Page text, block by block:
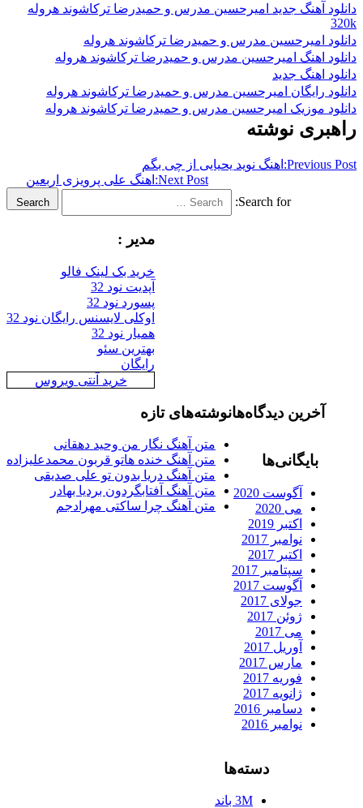
جدید امیرحسین مدرس و حمیدرضا ترکاشوند هروله
مدرس و حمیدرضا ترکاشوند هروله
امیرحسین مدرس و حمیدرضا ترکاشوند هروله
جدید
امیرحسین مدرس و حمیدرضا ترکاشوند هروله
امیرحسین مدرس و حمیدرضا ترکاشوند هروله
نوشته
اهنگ نوید یحیایی از چی بگم
Next Post: اهنگ علی پرویزی اربعین
Search for:
خرید بک لینک فالو
پسورد نود 32
اوکلی لایسنس رایگان نود 32
همیار نود 32
بهترین سئو
خرید آنتی ویروس
نوشته‌های تازه
متن آهنگ نگار من وحید دهقانی
متن آهنگ خنده هاتو قربون محمدعلیزاده
متن آهنگ دریا بدون تو علی صدیقی
متن آهنگ آفتابگردون بردیا بهادر
متن آهنگ چرا ساکتی مهرادجم
دیدگاه‌ها
آگوست 2020
سپتامبر 2017
آگوست 2017
مارس 2017
دسامبر 2016